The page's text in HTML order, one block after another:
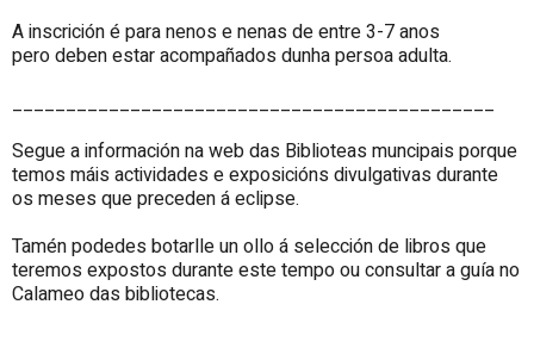
A inscrición é para nenos e nenas de entre 3-7 anos
pero deben estar acompañados dunha persoa adulta.
_____________________________________________
Segue a información na web das Biblioteas muncipais porque
temos máis actividades e exposicións divulgativas durante
os meses que preceden á eclipse.
Tamén podedes botarlle un ollo á selección de libros que
teremos expostos durante este tempo ou consultar a guía no
Calameo das bibliotecas.